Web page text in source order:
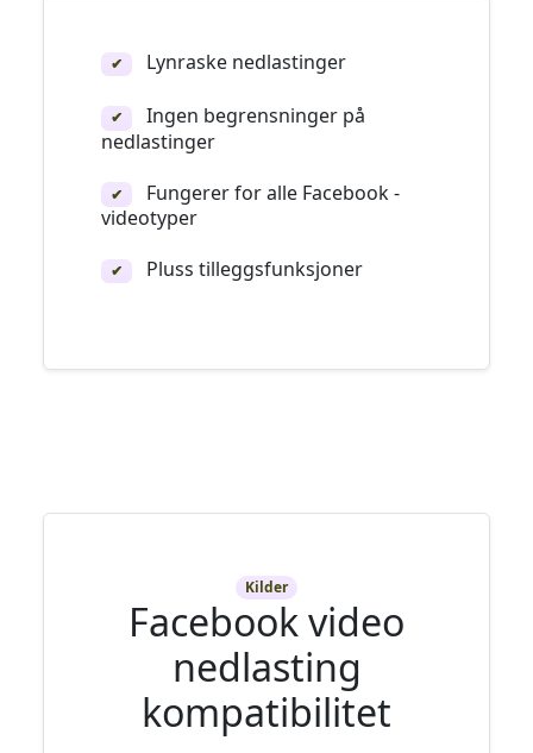
✔ Lynraske nedlastinger
✔
Ingen begrensninger på
nedlastinger
✔
Fungerer for alle Facebook -
videotyper
✔ Pluss tilleggsfunksjoner
Kilder
Facebook video
nedlasting
kompatibilitet